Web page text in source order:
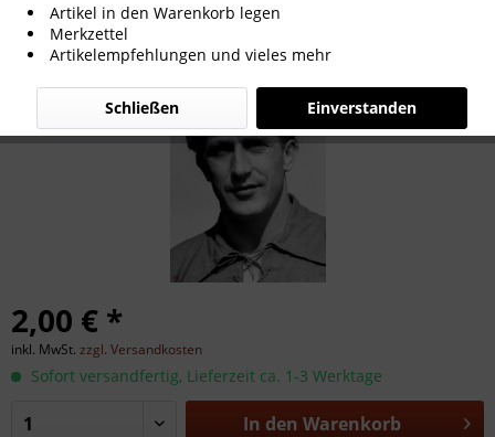
2,00 € *
inkl. MwSt. zzgl. Versandkosten
Sofort versandfertig, Lieferzeit ca. 1-3 Werktage
In den Warenkorb
Artikel in den Warenkorb legen
Merkzettel
Artikelempfehlungen und vieles mehr
Einverstanden
Schließen